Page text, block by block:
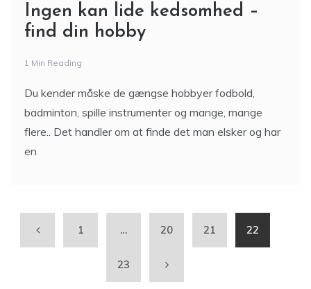
Ingen kan lide kedsomhed –
find din hobby
1 Min Reading
Du kender måske de gængse hobbyer fodbold,
badminton, spille instrumenter og mange, mange
flere.. Det handler om at finde det man elsker og har
en
1 … 20 21 22
23